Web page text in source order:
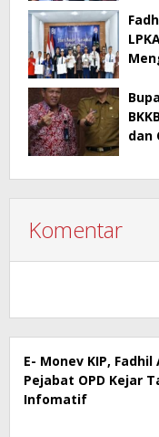
dan
Komentar
E- Monev KIP,
Pejabat OPD Kejar
Infomatif